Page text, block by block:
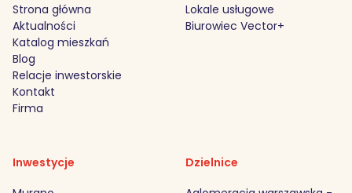
Strona główna
Aktualności
Katalog mieszkań
Blog
Relacje inwestorskie
Kontakt
Firma
Lokale usługowe
Biurowiec Vector+
Inwestycje
Dzielnice